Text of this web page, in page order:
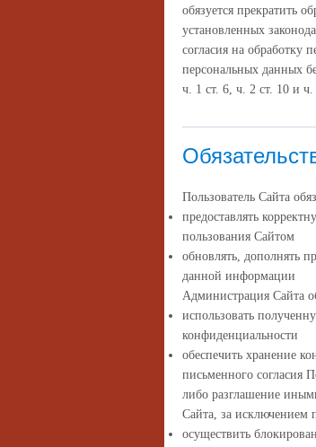
обязуется прекратить
установленных
согласия на обработку
персональных данных
ч. 1 ст. 6, ч. 2 ст. 10 и
Пользователь Сайта
предоставлять
пользования Сайтом
обновлять, дополнять
данной информации
Администрация Сайта
использовать
конфиденциальности
обеспечить хранение
письменного согласия
либо разглашение
Сайта, за исключением
осуществить